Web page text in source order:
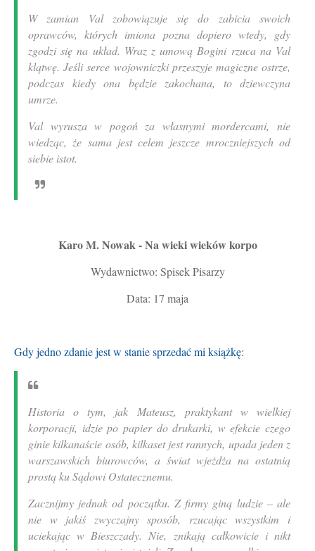
W zamian Val zobowiązuje się do zabicia swoich
oprawców, których imiona pozna dopiero wtedy, gdy
zgodzi się na układ. Wraz z umową Bogini rzuca na Val
klątwę. Jeśli serce wojowniczki przeszyje magiczne ostrze,
podczas kiedy ona będzie zakochana, to dziewczyna
umrze.
Val wyrusza w pogoń za własnymi mordercami, nie
wiedząc, że sama jest celem jeszcze mroczniejszych od
siebie istot.
Karo M. Nowak - Na wieki wieków korpo
Wydawnictwo: Spisek Pisarzy
Data: 17 maja
Gdy jedno zdanie jest w stanie sprzedać mi książkę:
Historia o tym, jak Mateusz, praktykant w wielkiej
korporacji, idzie po papier do drukarki, w efekcie czego
ginie kilkanaście osób, kilkaset jest rannych, upada jeden z
warszawskich biurowców, a świat wjeżdża na ostatnią
prostą ku Sądowi Ostatecznemu.
Zacznijmy jednak od początku. Z firmy giną ludzie – ale
nie w jakiś zwyczajny sposób, rzucając wszystkim i
uciekając w Bieszczady. Nie, znikają całkowicie i nikt